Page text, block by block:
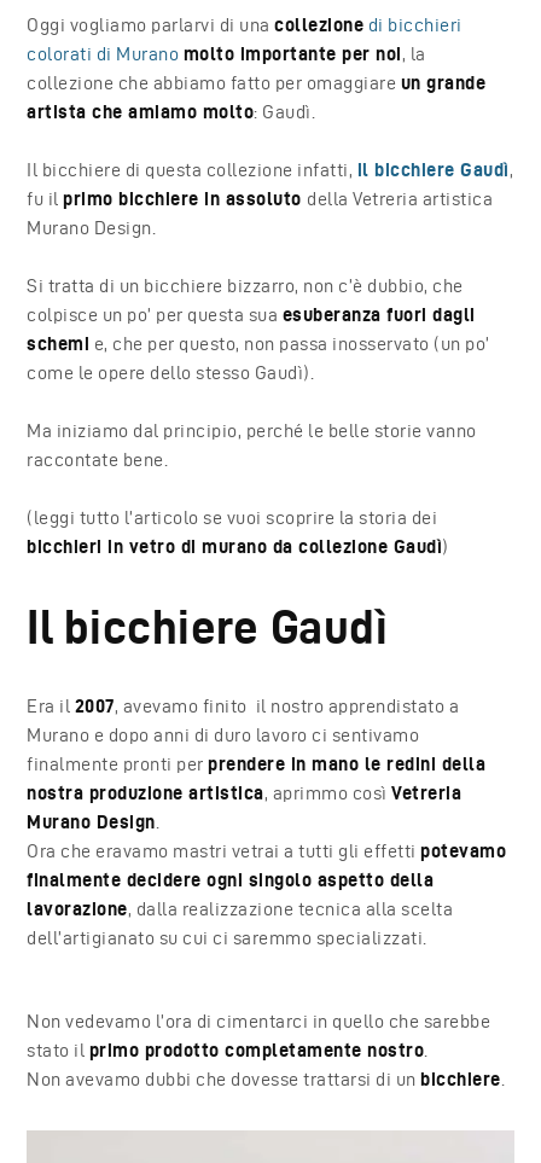
Oggi vogliamo parlarvi di unacollezione di bicchieri
colorati di Murano molto importante per noi, la
collezione che abbiamo fatto per omaggiare un grande
artista che amiamo molto: Gaudì.
Il bicchiere di questa collezione infatti, il bicchiere Gaudì,
fu ilprimo bicchiere in assoluto della Vetreria artistica
Murano Design.
Si tratta di un bicchiere bizzarro, non c’è dubbio, che
colpisce un po’ per questa sua esuberanza fuori dagli
schemi e, che per questo, non passa inosservato (un po’
come le opere dello stesso Gaudì).
Ma iniziamo dal principio, perché le belle storie vanno
raccontate bene.
(leggi tutto l’articolo se vuoi scoprire la storia dei
bicchieri in vetro di murano da collezione Gaudì)
Il bicchiere Gaudì
Era il 2007, avevamo finito il nostro apprendistato a
Murano e dopo anni di duro lavoro ci sentivamo
finalmente pronti perprendere in mano le redini della
nostra produzione artistica, aprimmo cosìVetreria
Murano Design
Ora che eravamo mastri vetrai a tutti gli effettipotevamo
finalmente decidere ogni singolo aspetto della
lavorazione, dalla realizzazione tecnica alla scelta
dell’artigianato su cui ci saremmo specializzati.
Non vedevamo l’ora di cimentarci in quello che sarebbe
stato il primo prodotto completamente nostro
Non avevamo dubbi che dovesse trattarsi di unbicchiere